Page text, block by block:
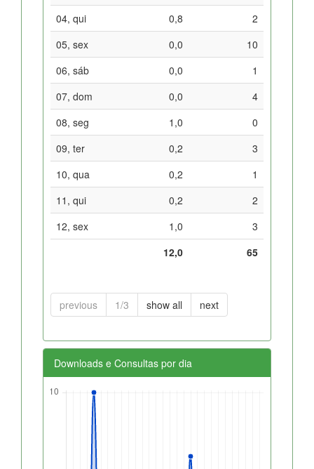
04, qui
0,8
2
05, sex
0,0
10
06, sáb
0,0
1
07, dom
0,0
4
08, seg
1,0
0
09, ter
0,2
3
10, qua
0,2
1
11, qui
0,2
2
12, sex
1,0
3
12,0
65
previous 1/3 show all next
Downloads e Consultas por dia